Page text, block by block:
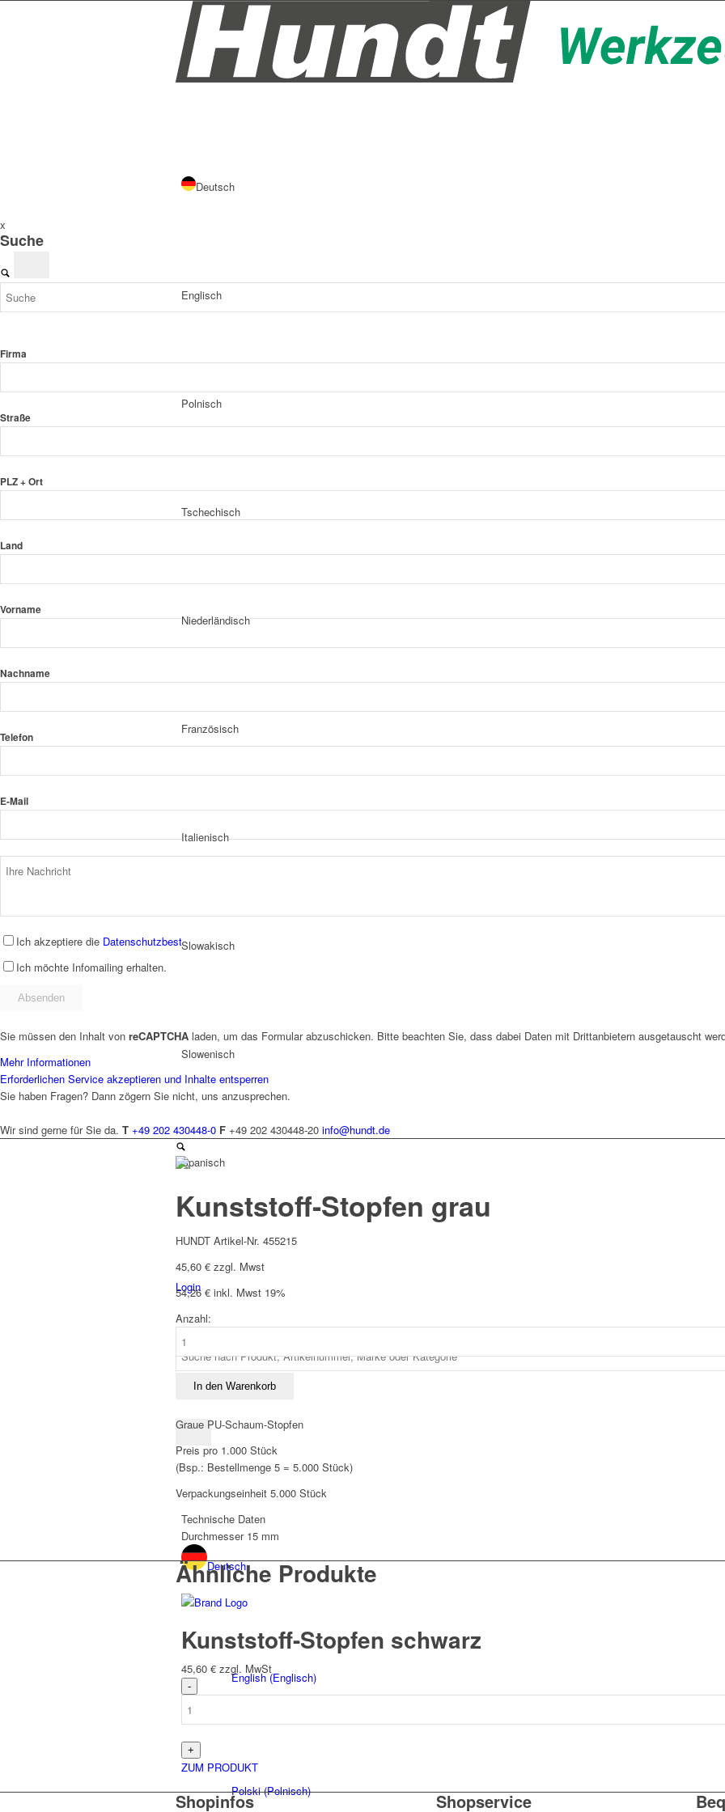
Deutsch
Englisch
Polnisch
Tschechisch
Niederländisch
Französisch
Italienisch
Slowakisch
Slowenisch
Spanisch
Login
Deutsch
English(Englisch)
Polski(Polnisch)
x
Suche
Firma
Straße
PLZ + Ort
Land
Vorname
Nachname
Telefon
E-Mail
Ich akzeptiere die Datenschutzbestimmungen.
Ich möchte Infomailing erhalten.
Sie müssen den Inhalt von reCAPTCHA laden, um das Formular abzuschicken. Bitte beachten Sie, dass dabei Daten mit Drittanbietern ausgetauscht
Mehr Informationen
Erforderlichen Service akzeptieren und Inhalte entsperren
Sie haben Fragen? Dann zögern Sie nicht, uns anzusprechen.
Wir sind gerne für Sie da. T +49 202 430448-0 F +49 202 430448-20 info@hundt.de
Kunststoff-Stopfen grau
HUNDT Artikel-Nr. 455215
45,60 € zzgl. Mwst
54,26 € inkl. Mwst 19%
Anzahl:
grau
MengeIn den Warenkorb
Graue PU-Schaum-Stopfen
Preis pro 1.000 Stück
(Bsp.: Bestellmenge 5 = 5.000 Stück)
Verpackungseinheit 5.000 Stück
Technische Daten
Durchmesser 15 mm
Ähnliche Produkte
Kunststoff-Stopfen schwarz
45,60 € zzgl. MwSt
ZUM PRODUKT
Shopinfos Shopservice